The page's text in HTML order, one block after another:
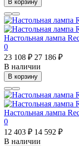
В корзину
Настольная лампа
0
23 108 ₽ 27 186 ₽
В наличии
В корзину
Настольная лампа
0
12 403 ₽ 14 592 ₽
В наличии